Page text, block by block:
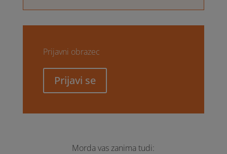
Prijavni obrazec
Prijavi se
Morda vas zanima tudi: